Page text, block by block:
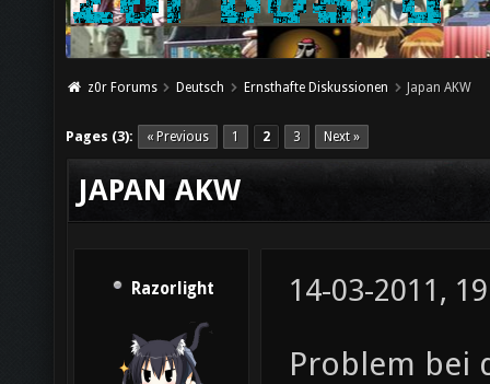
z0r Forums Deutsch Ernsthafte Diskussionen Japan AKW
Pages (3): « Previous 1 2 3 Next »
JAPAN AKW
Razorlight 14-03-2011,
Problem bei